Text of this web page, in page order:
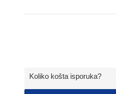
Koliko košta isporuka?